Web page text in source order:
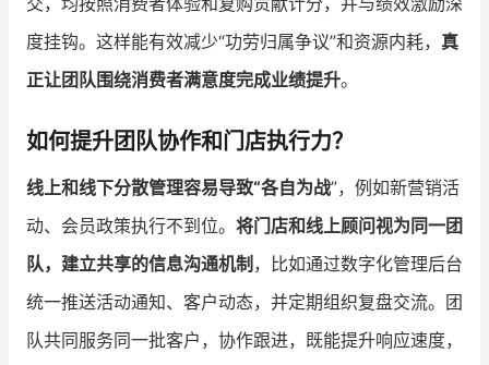
度挂钩。这样能有效减少“功劳归属争议”和资源内耗， 真
正让团队围绕消费者满意度完成业绩提升。
如何提升团队协作和门店执行力？
线上和线下分散管理容易导致“各自为战”，例如新营销活
动、会员政策执行不到位。 将门店和线上顾问视为同一团
队，建立共享的信息沟通机制 ，比如通过数字化管理后台
统一推送活动通知、客户动态，并定期组织复盘交流。团
队共同服务同一批客户，协作跟进，既能提升响应速度，